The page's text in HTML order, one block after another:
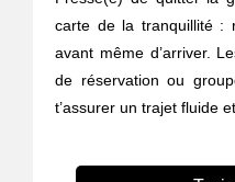
carte de la tranquillité :
avant même d’arriver.
de réservation ou
t’assurer un trajet fluide